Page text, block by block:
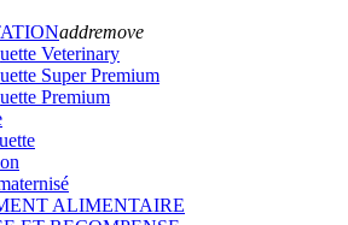
addremove
Veterinary
Super Premium
Premium
ALIMENTAIRE